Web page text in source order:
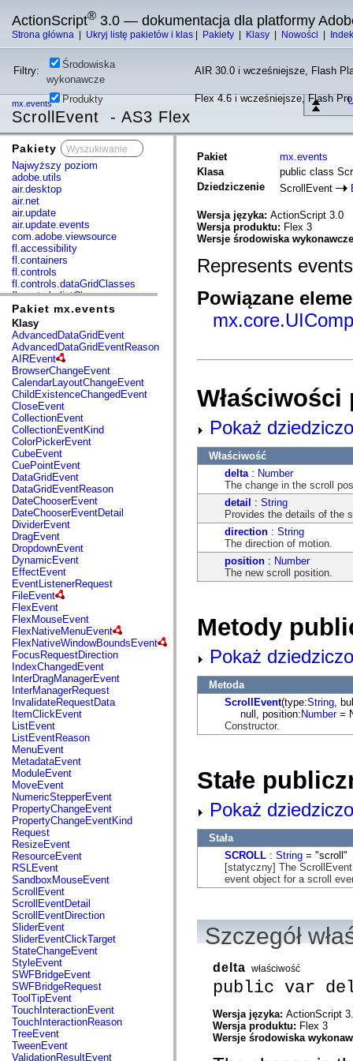
ActionScript® 3.0 — dokumentacja dla platformy
Strona główna Ukryj listę pakietów i klas Pakiety Klasy Nowości
Filtry:
Środowiska
wykonawcze
AIR 30.0 i wcześniejsze, Flash
Produkty Flex 4.6 i wcześniejsze, Flash
mx.events
ScrollEvent - AS3 Flex
Pakiety
Najwyższy poziom
adobe.utils
air.desktop
air.net
air.update
air.update.events
com.adobe.viewsource
fl.accessibility
fl.containers
fl.controls
fl.controls.dataGridClasses
fl.controls.listClasses
fl.controls.progressBarClasses
fl.core
fl.data
fl.display
fl.events
fl.ik
fl.lang
fl.livepreview
fl.managers
fl.motion
fl.motion.easing
fl.rsl
fl.text
fl.transitions
fl.transitions.easing
fl.video
flash.accessibility
flash.concurrent
flash.crypto
flash.data
flash.desktop
flash.display
flash.display3D
flash.display3D.textures
flash.errors
flash.events
flash.external
flash.filesystem
flash.filters
flash.geom
flash.globalization
flash.html
flash.media
flash.net
flash.net.dns
flash.net.drm
flash.notifications
flash.permissions
flash.printing
flash.profiler
flash.sampler
flash.security
flash.sensors
flash.system
flash.text
flash.text.engine
flash.text.ime
flash.ui
flash.utils
flash.xml
flashx.textLayout
flashx.textLayout.compose
flashx.textLayout.container
flashx.textLayout.conversion
flashx.textLayout.edit
flashx.textLayout.elements
flashx.textLayout.events
flashx.textLayout.factory
flashx.textLayout.formats
flashx.textLayout.operations
flashx.textLayout.utils
flashx.undo
mx.accessibility
mx.automation
Pakiet mx.events
Klasy
AdvancedDataGridEvent
AdvancedDataGridEventReason
AIREvent
BrowserChangeEvent
CalendarLayoutChangeEvent
ChildExistenceChangedEvent
CloseEvent
CollectionEvent
CollectionEventKind
ColorPickerEvent
CubeEvent
CuePointEvent
DataGridEvent
DataGridEventReason
DateChooserEvent
DateChooserEventDetail
DividerEvent
DragEvent
DropdownEvent
DynamicEvent
EffectEvent
EventListenerRequest
FileEvent
FlexEvent
FlexMouseEvent
FlexNativeMenuEvent
FlexNativeWindowBoundsEvent
FocusRequestDirection
IndexChangedEvent
InterDragManagerEvent
InterManagerRequest
InvalidateRequestData
ItemClickEvent
ListEvent
ListEventReason
MenuEvent
MetadataEvent
ModuleEvent
MoveEvent
NumericStepperEvent
PropertyChangeEvent
PropertyChangeEventKind
Request
ResizeEvent
ResourceEvent
RSLEvent
SandboxMouseEvent
ScrollEvent
ScrollEventDetail
ScrollEventDirection
SliderEvent
SliderEventClickTarget
StateChangeEvent
StyleEvent
SWFBridgeEvent
SWFBridgeRequest
ToolTipEvent
TouchInteractionEvent
TouchInteractionReason
TreeEvent
TweenEvent
ValidationResultEvent
Pakiet
mx.events
Klasa
public class
Dziedziczenie
ScrollEvent
Wersja języka: ActionScript 3.0
Wersja produktu: Flex 3
Wersje środowiska
Represents
Powiązane
Pokaż
Właściwość
delta : Number
The change in the scroll
detail : String
Provides the details of the
direction : String
The direction of motion.
position : Number
The new scroll position.
Metody
Pokaż
Metoda
ScrollEvent(type:String ,
null, position:Number=
Constructor.
Stałe
Pokaż
Stała
SCROLL : String = "scroll"
[statyczny] The
event object for a scroll
Szczegół
delta właściwość
public var
Wersja języka: ActionScript
Wersja produktu: Flex 3
Wersje środowiska